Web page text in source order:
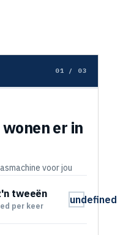
01 / 03
er in
voor jou
undefined
tweeën
per keer